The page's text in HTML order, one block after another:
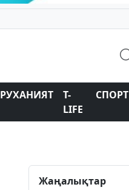
РУХАНИЯТ
T-
LIFE
СПОРТ
Жаңалықтар